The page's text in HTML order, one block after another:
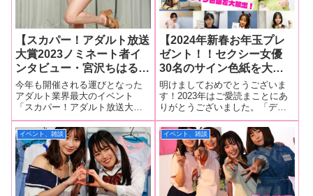
【スカパー！アダルト放送
大賞2023ノミネート者イ
ンタビュー・宮沢ちはる】
引退イヤーにスカパー！ア
ダルト放送大賞に再チャレ
ンジ！ 「みんなの力にな
りたいと思っているので、
毎日投票をお願いしま
す！」
今年も開催される運びとなった
アダルト業界最大のイベント
「スカパー！アダルト放送大賞
2023」。昨年から各賞がリニュ
ーアルされましたが、今回も新
企画として「新EXガールズオー
ディション」が開催されること
となりました。ノミネート者は7
人。セクシ
【2024年新春お年玉プレ
ゼント！！セクシー女優
30名のサイン色紙を大放
出！】八木奈々、綾瀬天、
斉藤帆夏、有村のぞみ、望
月あやか、如月ゆの、日向
ひかげ、日向なつ、倉田優
希、宮沢ちはる【3日はこ
の10名！】
明けましておめでとうございま
す！2023年はご愛読まことにあ
りがとうございました。「デラ
べっぴんR」読者様にご愛読の感
謝を込めて、2024年1月1日から3
日まで、3日連続でセクシー女優
のサイン色紙プレゼントを行い
ます！毎日イベント取材してい
イベント、雑談 イベント、雑談